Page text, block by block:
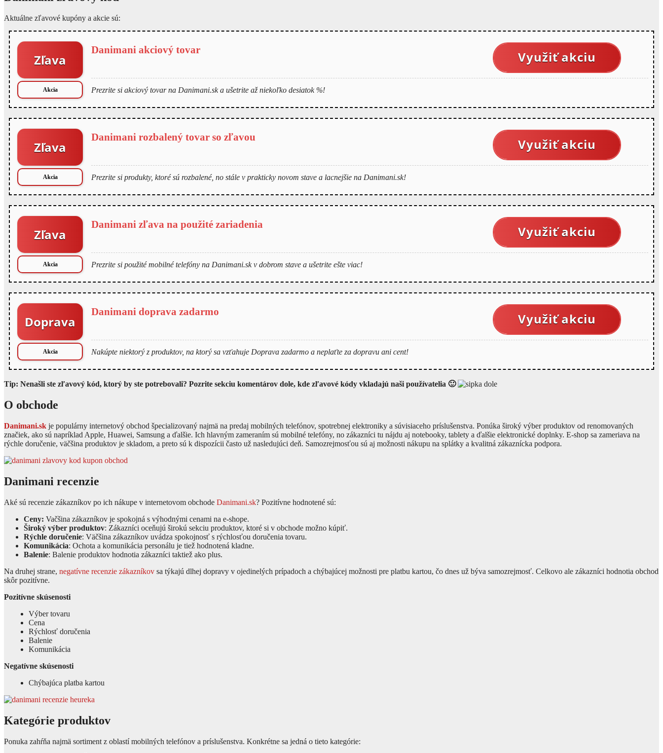
Aktuálne zľavové kupóny a akcie sú:
Zľava
Akcia
Danimani akciový tovar Využiť akciu
Prezrite si akciový tovar na Danimani.sk a ušetrite až niekoľko desiatok %!
Zľava
Akcia
Danimani rozbalený tovar so zľavou Využiť akciu
Prezrite si produkty, ktoré sú rozbalené, no stále v prakticky novom stave a lacnejšie na Danimani.sk!
Zľava
Akcia
Danimani zľava na použité zariadenia Využiť akciu
Prezrite si použité mobilné telefóny na Danimani.sk v dobrom stave a ušetrite ešte viac!
Doprava
Akcia
Danimani doprava zadarmo Využiť akciu
Nakúpte niektorý z produktov, na ktorý sa vzťahuje Doprava zadarmo a neplaťte za dopravu ani cent!
Tip: Nenašli ste zľavový kód, ktorý by ste potrebovali? Pozrite sekciu komentárov dole, kde zľavové kódy vkladajú naši používatelia 🙂
O obchode
Danimani.sk je populárny internetový obchod špecializovaný najmä na predaj mobilných telefónov, spotrebnej elektroniky a súvisiaceho príslušenstva. Ponúka široký výber produktov od renomovaných
značiek, ako sú napríklad Apple, Huawei, Samsung a ďalšie. Ich hlavným zameraním sú mobilné telefóny, no zákazníci tu nájdu aj notebooky, tablety a ďalšie elektronické doplnky. E-shop sa zameriava na
rýchle doručenie, väčšina produktov je skladom, a preto sú k dispozícii často už nasledujúci deň. Samozrejmosťou sú aj možnosti nákupu na splátky a kvalitná zákaznícka podpora.
Danimani recenzie
Aké sú recenzie zákazníkov po ich nákupe v internetovom obchode Danimani.sk? Pozitívne hodnotené sú:
Ceny: Vačšina zákazníkov je spokojná s výhodnými cenami na e-shope.
Široký výber produktov: Zákazníci oceňujú širokú sekciu produktov, ktoré si v obchode možno kúpiť.
Rýchle doručenie: Väčšina zákazníkov uvádza spokojnosť s rýchlosťou doručenia tovaru.
Komunikácia: Ochota a komunikácia personálu je tiež hodnotená kladne.
Balenie: Balenie produktov hodnotia zákazníci taktiež ako plus.
Na druhej strane, negatívne recenzie zákazníkov sa týkajú dlhej dopravy v ojedinelých prípadoch a chýbajúcej možnosti pre platbu kartou, čo dnes už býva samozrejmosť. Celkovo ale zákazníci hodnotia obchod
skôr pozitívne.
Pozitívne skúsenosti
Výber tovaru
Cena
Rýchlosť doručenia
Balenie
Komunikácia
Negatívne skúsenosti
Chýbajúca platba kartou
Kategórie produktov
Ponuka zahŕňa najmä sortiment z oblastí mobilných telefónov a príslušenstva. Konkrétne sa jedná o tieto kategórie: